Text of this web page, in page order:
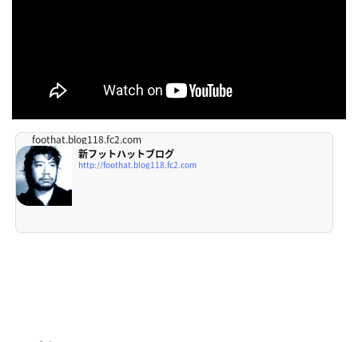
foothat.blog118.fc2.com
新フットハットブログ
http://foothat.blog118.fc2.com